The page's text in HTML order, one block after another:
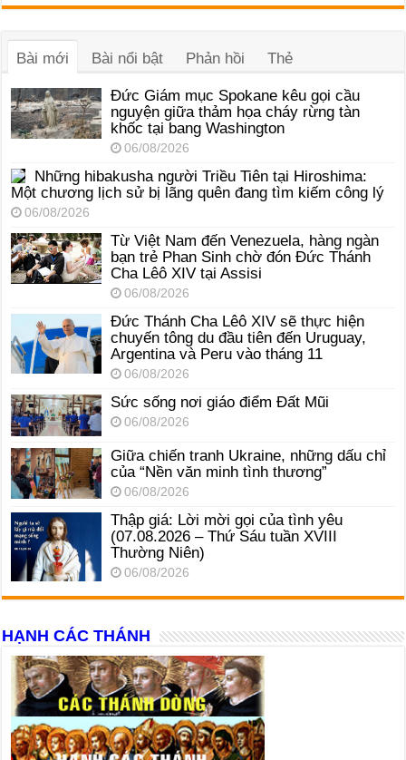
âm
Bài mới
Bài nổi bật Phản hồi Thẻ
Đức Giám mục Spokane kêu gọi cầu
nguyện giữa thảm họa cháy rừng tàn
khốc tại bang Washington
06/08/2026
Những hibakusha người Triều Tiên tại Hiroshima:
Một chương lịch sử bị lãng quên đang tìm kiếm công lý
06/08/2026
Từ Việt Nam đến Venezuela, hàng ngàn
bạn trẻ Phan Sinh chờ đón Đức Thánh
Cha Lêô XIV tại Assisi
06/08/2026
Đức Thánh Cha Lêô XIV sẽ thực hiện
chuyến tông du đầu tiên đến Uruguay,
Argentina và Peru vào tháng 11
06/08/2026
Sức sống nơi giáo điểm Đất Mũi
06/08/2026
Giữa chiến tranh Ukraine, những dấu chỉ
của “Nền văn minh tình thương”
06/08/2026
Thập giá: Lời mời gọi của tình yêu
(07.08.2026 – Thứ Sáu tuần XVIII
Thường Niên)
06/08/2026
HẠNH CÁC THÁNH